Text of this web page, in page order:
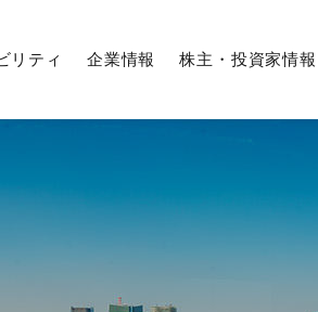
リティ 企業情報
企業行動憲章／フタバ行動指針
株主・投資家情報
株式の状況
期間従業員採用